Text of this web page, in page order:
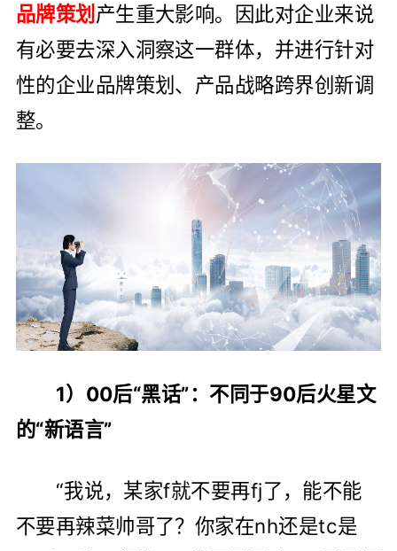
品牌策划 产生重大影响。因此对企业来说
有必要去深入洞察这一群体，并进行针对
性的企业品牌策划、产品战略跨界创新调
整。
1）00后“黑话”：不同于90后火星文
的“新语言”
“我说，某家f就不要再fj了，能不能
不要再辣菜帅哥了？你家在nh还是tc是